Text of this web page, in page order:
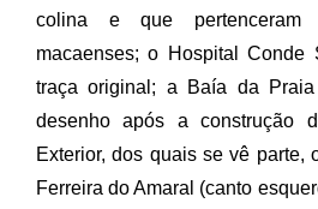
colina e que pertenceram
macaenses; o Hospital Conde
traça original; a Baía da
desenho após a construção
Exterior, dos quais se vê parte,
Ferreira do Amaral (canto